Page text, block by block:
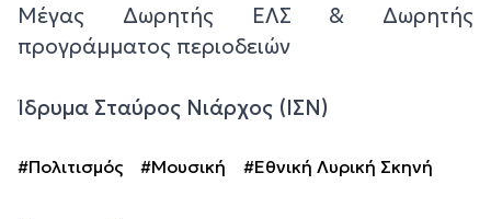
Μέγας Δωρητής ΕΛΣ & Δωρητής
προγράμματος περιοδειών
Ίδρυμα Σταύρος Νιάρχος (ΙΣΝ)
#Πολιτισμός #Μουσική #Εθνική Λυρική Σκηνή